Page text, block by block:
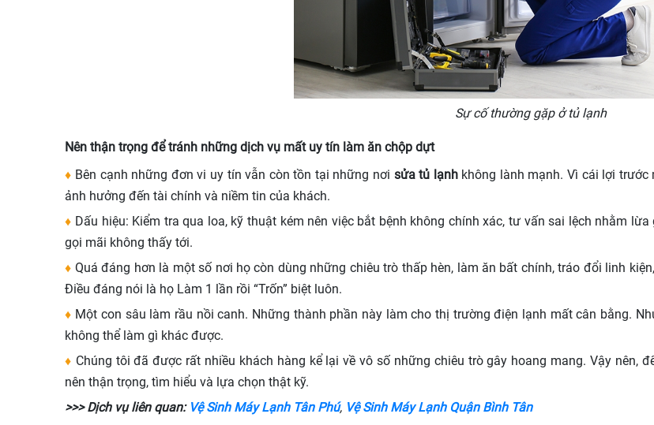
Sự cố thường gặp ở tủ lạnh
Nên thận trọng để tránh những dịch vụ mất uy tín làm ăn chộp dựt
♦ Bên cạnh những đơn vi uy tín vẫn còn tồn tại những nơi sửa tủ lạnhkhông lành mạnh. Vì cái lợi trước
ảnh hưởng đến tài chính và niềm tin của khách.
♦ Dấu hiệu: Kiểm tra qua loa, kỹ thuật kém nên việc bắt bệnh không chính xác, tư vấn sai lệch nhằm
gọi mãi không thấy tới.
♦ Quá đáng hơn là một số nơi họ còn dùng những chiêu trò thấp hèn, làm ăn bất chính, tráo đổi linh
Điều đáng nói là họ Làm 1 lần rồi “Trốn” biệt luôn.
♦ Một con sâu làm rầu nồi canh. Những thành phần này làm cho thị trường điện lạnh mất cân bằng.
không thể làm gì khác được.
♦ Chúng tôi đã được rất nhiều khách hàng kể lại về vô số những chiêu trò gây hoang mang. Vậy nên,
nên thận trọng, tìm hiểu và lựa chọn thật kỹ.
>>> Dịch vụ liên quan: Vệ Sinh Máy Lạnh Tân Phú, Vệ Sinh Máy Lạnh Quận Bình Tân